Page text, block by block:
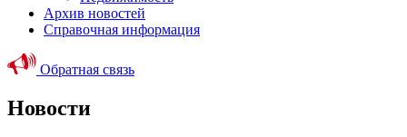
Архив новостей
Справочная информация
Обратная связь
Новости